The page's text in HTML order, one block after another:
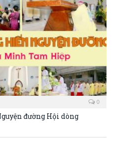
0
đường Hội dòng